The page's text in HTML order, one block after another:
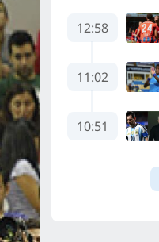
12:58
11:02
10:51